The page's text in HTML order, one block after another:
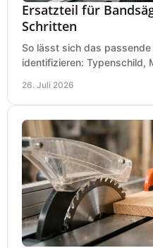
Ersatzteil für
Schritten
So lässt sich das
identifizieren: Typenschild,
26. Juli 2026